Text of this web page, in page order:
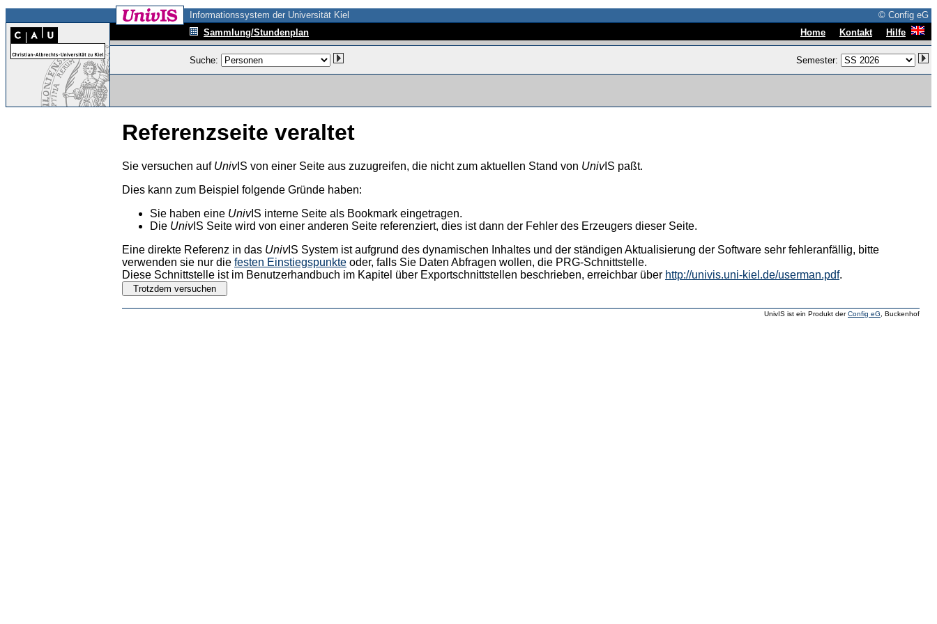
Informationssystem der Universität Kiel
© Config eG
Sammlung/Stundenplan
Home Kontakt Hilfe
Suche: Semester:
Referenzseite veraltet
Sie versuchen auf UnivIS von einer Seite aus zuzugreifen, die nicht zum aktuellen Stand von UnivIS paßt.
Dies kann zum Beispiel folgende Gründe haben:
Sie haben eine UnivIS interne Seite als Bookmark eingetragen.
Die UnivIS Seite wird von einer anderen Seite referenziert, dies ist dann der Fehler des Erzeugers dieser Seite.
Eine direkte Referenz in das UnivIS System ist aufgrund des dynamischen Inhaltes und der ständigen Aktualisierung der Software sehr fehleranfällig, bitte
verwenden sie nur die festen Einstiegspunkte oder, falls Sie Daten Abfragen wollen, die PRG-Schnittstelle.
Diese Schnittstelle ist im Benutzerhandbuch im Kapitel über Exportschnittstellen beschrieben, erreichbar über http://univis.uni-kiel.de/userman.pdf.
UnivIS ist ein Produkt derConfig eG , Buckenhof